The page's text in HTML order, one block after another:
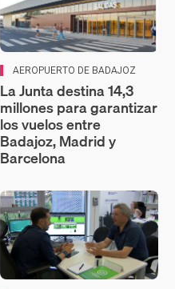
AEROPUERTO DE BADAJOZ
La Junta destina 14,3
millones para garantizar
los vuelos entre
Badajoz, Madrid y
Barcelona